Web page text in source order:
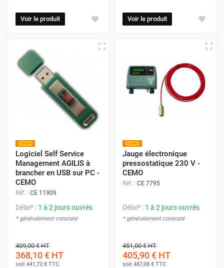
Voir le produit Voir le produit
Logiciel Self Service
Management AGILIS à
brancher en USB sur PC -
CEMO
Réf. : CE 11909
Délai* : 1 à 2 jours ouvrés
* généralement constaté
409,00 €HT
368,10 € HT
soit 441,72 € TTC
Jauge électronique
pressostatique 230 V -
CEMO
Réf. : CE 7795
Délai* : 1 à 2 jours ouvrés
* généralement constaté
451,00 €HT
405,90 € HT
soit 487,08 € TTC